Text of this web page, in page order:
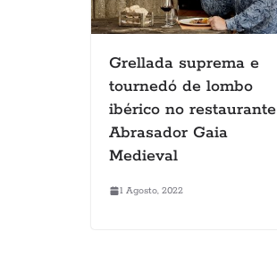
Grellada suprema e
tournedó de lombo
ibérico no restaurante
Abrasador Gaia
Medieval
1 Agosto, 2022